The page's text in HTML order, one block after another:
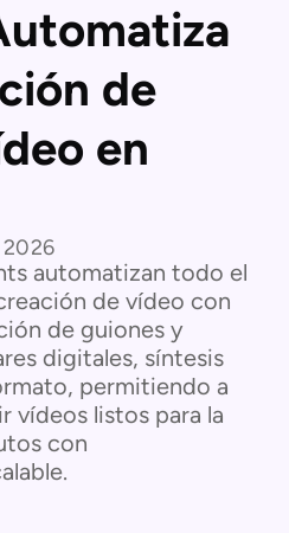
de
en
2026
automatizan todo el
de vídeo con
de guiones y
digitales, síntesis
permitiendo a
vídeos listos para la
con